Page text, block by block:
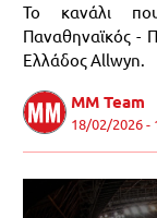
Το κανάλι
Παναθηναϊκός -
Ελλάδος Allwyn.
MM Team
18/02/2026 -